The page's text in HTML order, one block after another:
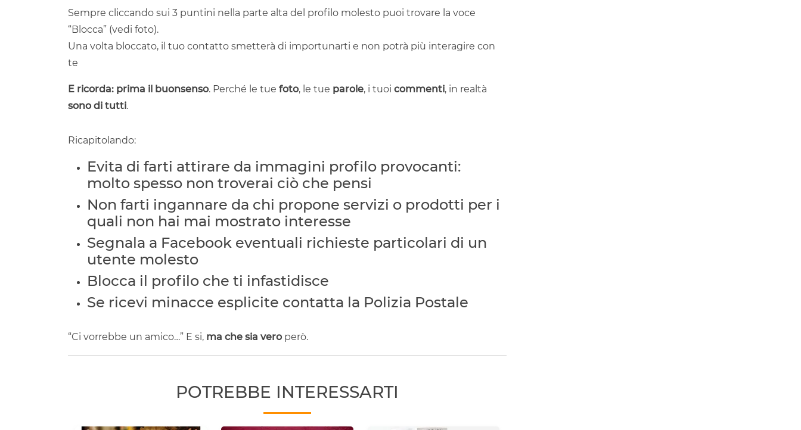
Sempre cliccando sui 3 puntini nella parte alta del profilo molesto puoi trovare la voce
“Blocca” (vedi foto).
Una volta bloccato, il tuo contatto smetterà di importunarti e non potrà più interagire con
te
E ricorda: prima il buonsenso. Perché le tue foto, le tue parole, i tuoi commenti, in realtà
sono di tutti.
Ricapitolando:
Evita di farti attirare da immagini profilo provocanti:
molto spesso non troverai ciò che pensi
Non farti ingannare da chi propone servizi o prodotti per i
quali non hai mai mostrato interesse
Segnala a Facebook eventuali richieste particolari di un
utente molesto
Blocca il profilo che ti infastidisce
Se ricevi minacce esplicite contatta la Polizia Postale
“Ci vorrebbe un amico…” E si, ma che sia vero però.
POTREBBE INTERESSARTI